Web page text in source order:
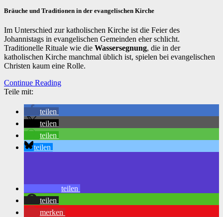
Bräuche und Traditionen in der evangelischen Kirche
Im Unterschied zur katholischen Kirche ist die Feier des
Johannistags in evangelischen Gemeinden eher schlicht.
Traditionelle Rituale wie die Wassersegnung, die in der
katholischen Kirche manchmal üblich ist, spielen bei evangelischen
Christen kaum eine Rolle.
Continue Reading
Teile mit:
teilen
teilen
teilen
teilen
teilen
teilen
merken